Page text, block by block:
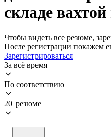
складе
Чтобы видеть все резюме,
После регистрации покажем
Зарегистрироваться
За всё время
По соответствию
20 резюме